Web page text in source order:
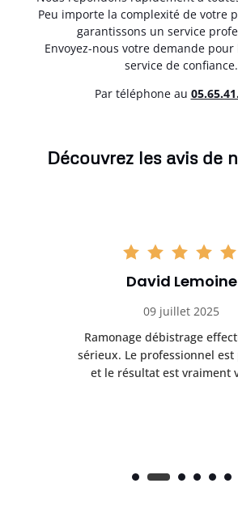
Peu importe la complexité de votre
garantissons un service
Envoyez-nous votre demande pour
service de confiance.
Par téléphone au
Découvrez les avis de
David Lemoine
09 juillet 2025
Ramonage débistrage
sérieux. Le professionnel est
et le résultat est vraiment